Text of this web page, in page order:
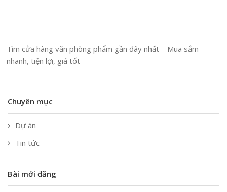
Tìm cửa hàng văn phòng phẩm gần đây nhất – Mua sắm
nhanh, tiện lợi, giá tốt
Chuyên mục
Dự án
Tin tức
Bài mới đăng